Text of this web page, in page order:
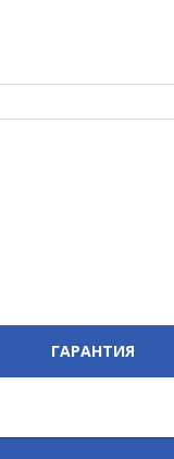
ГАРАНТИЯ